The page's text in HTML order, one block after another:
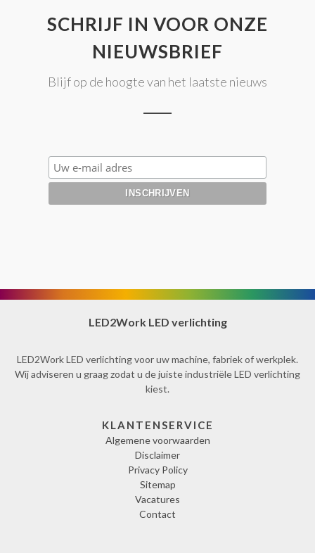
SCHRIJF IN VOOR ONZE
NIEUWSBRIEF
Blijf op de hoogte van het laatste nieuws
LED2Work LED verlichting
LED2Work LED verlichting voor uw machine, fabriek of werkplek.
Wij adviseren u graag zodat u de juiste industriële LED verlichting
kiest.
KLANTENSERVICE
Algemene voorwaarden
Disclaimer
Privacy Policy
Sitemap
Vacatures
Contact